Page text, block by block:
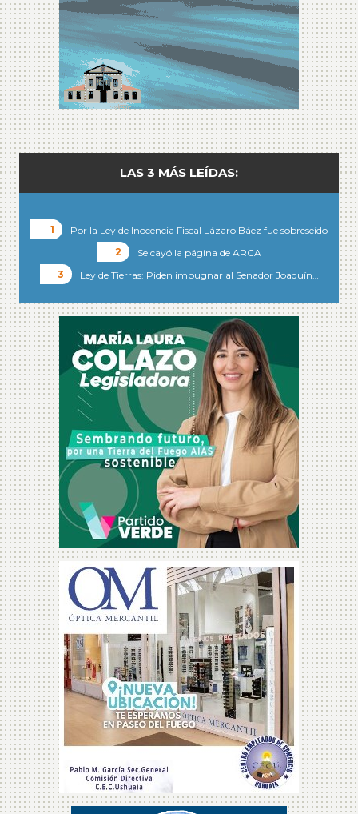
LAS 3 MÁS LEÍDAS:
Por la Ley de Inocencia Fiscal Lázaro Báez fue sobreseído
Se cayó la página de ARCA
Ley de Tierras: Piden impugnar al Senador Joaquín…